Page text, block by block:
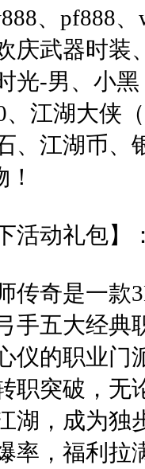
、pf888
庆武器时
光-男、小
江湖大侠
、江湖币
活动礼包】
传奇是一
手五大经典
仪的职业门
职突破，无
湖，成为独
率，福利拉